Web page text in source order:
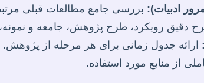
ادبیات): بررسی جامع مطالعات قبلی
دقیق رویکرد، طرح پژوهش، جامعه و
ارائه جدول زمانی برای هر مرحله از پژوهش.
از منابع مورد استفاده.